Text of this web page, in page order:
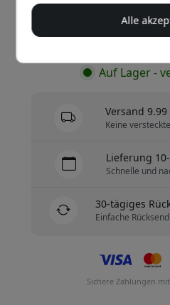
Jetzt
Auf Lager -
Versand
Keine
Lieferung
Schnelle und
30-tägiges
Einfache
Sichere Zahlungen
Alle